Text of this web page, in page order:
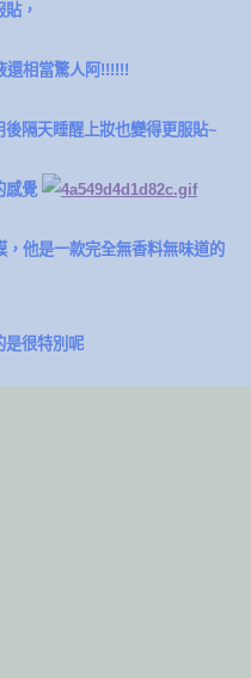
，
還相當驚人阿!!!!!!
隔天睡醒上妝也變得更服貼~
感覺
，他是一款完全無香料無味道的
是很特別呢